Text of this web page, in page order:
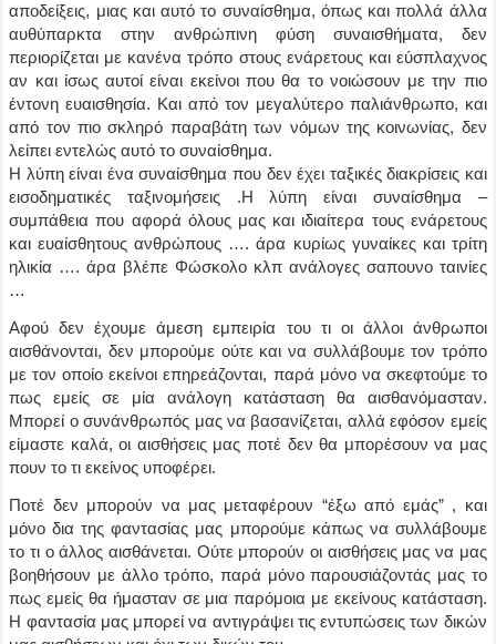
αποδείξεις, μιας και αυτό το συναίσθημα, όπως και πολλά άλλα
αυθύπαρκτα στην ανθρώπινη φύση συναισθήματα, δεν
περιορίζεται με κανένα τρόπο στους ενάρετους και εύσπλαχνος
αν και ίσως αυτοί είναι εκείνοι που θα το νοιώσουν με την πιο
έντονη ευαισθησία. Και από τον μεγαλύτερο παλιάνθρωπο, και
από τον πιο σκληρό παραβάτη των νόμων της κοινωνίας, δεν
λείπει εντελώς αυτό το συναίσθημα.
Η λύπη είναι ένα συναίσθημα που δεν έχει ταξικές διακρίσεις και
εισοδηματικές ταξινομήσεις .Η λύπη είναι συναίσθημα –
συμπάθεια που αφορά όλους μας και ιδιαίτερα τους ενάρετους
και ευαίσθητους ανθρώπους …. άρα κυρίως γυναίκες και τρίτη
ηλικία …. άρα βλέπε Φώσκολο κλπ ανάλογες σαπουνο ταινίες
…
Αφού δεν έχουμε άμεση εμπειρία του τι οι άλλοι άνθρωποι
αισθάνονται, δεν μπορούμε ούτε και να συλλάβουμε τον τρόπο
με τον οποίο εκείνοι επηρεάζονται, παρά μόνο να σκεφτούμε το
πως εμείς σε μία ανάλογη κατάσταση θα αισθανόμασταν.
Μπορεί ο συνάνθρωπός μας να βασανίζεται, αλλά εφόσον εμείς
είμαστε καλά, οι αισθήσεις μας ποτέ δεν θα μπορέσουν να μας
πουν το τι εκείνος υποφέρει.
Ποτέ δεν μπορούν να μας μεταφέρουν “έξω από εμάς” , και
μόνο δια της φαντασίας μας μπορούμε κάπως να συλλάβουμε
το τι ο άλλος αισθάνεται. Ούτε μπορούν οι αισθήσεις μας να μας
βοηθήσουν με άλλο τρόπο, παρά μόνο παρουσιάζοντάς μας το
πως εμείς θα ήμασταν σε μια παρόμοια με εκείνους κατάσταση.
Η φαντασία μας μπορεί να αντιγράψει τις εντυπώσεις των δικών